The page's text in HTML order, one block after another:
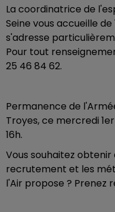
La coordinatrice de
Seine vous accueille de
s'adresse
Pour tout
25 46 84 62.
Permanence de
Troyes, ce mercredi 1er
16h.
Vous souhaitez
recrutement et les
l'Air propose ? Prenez